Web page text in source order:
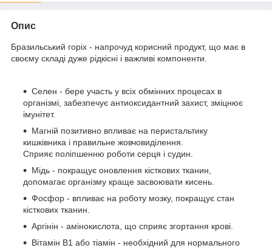
Опис
Бразильський горіх - напрочуд корисний продукт, що має в
своєму складі дуже рідкісні і важливі компоненти.
Селен - бере участь у всіх обмінних процесах в
організмі, забезпечує антиоксидантний захист, зміцнює
імунітет.
Магній позитивно впливає на перистальтику
кишківника і правильне жовчовиділення.
Сприяє поліпшенню роботи серця і судин.
Мідь - покращує оновлення кісткових тканин,
допомагає організму краще засвоювати кисень.
Фосфор - впливає на роботу мозку, покращує стан
кісткових тканин.
Аргінін - амінокислота, що сприяє згортання крові.
Вітамін В1 або тіамін - необхідний для нормального